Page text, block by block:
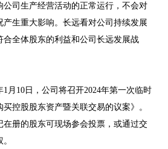
公司生产经营活动的正常运行，不会对
产生重大影响。长远看对公司持续发展
合全体股东的利益和公司长远发展战
1月10日，公司将召开2024年第一次临时
控股股东资产暨关联交易的议案》。
在册的股东可现场参会投票，或通过交